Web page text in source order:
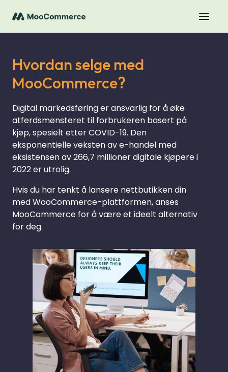
Hvordan selge med
MooCommerce?
Digital markedsføring er ansvarlig for å øke
atferdsmønsteret til forbrukeren basert på
kjøp, spesielt etter COVID-19. Den
eksponentielle veksten av e-handel med
eksistensen av 266,7 millioner digitale kjøpere i
2022 er utrolig.
Hvis du har tenkt å lansere nettbutikken din
med WooCommerce-plattformen, anses
MooCommerce for å være et ideelt alternativ
for deg.